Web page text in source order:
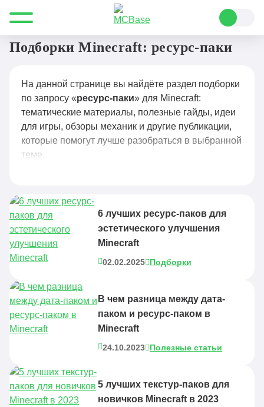
Все для Minecraft ресурс-паки
Подборки Minecraft: ресурс-паки
На данной странице вы найдёте раздел подборки
по запросу «ресурс-паки» для Minecraft:
тематические материалы, полезные гайды, идеи
для игры, обзоры механик и другие публикации,
которые помогут лучше разобраться в выбранной
теме.
6 лучших ресурс-паков для
эстетического улучшения
Minecraft
02.02.2025 Подборки
В чем разница между дата-
паком и ресурс-паком в
Minecraft
24.10.2023 Полезные статьи
5 лучших текстур-паков для
новичков Minecraft в 2023